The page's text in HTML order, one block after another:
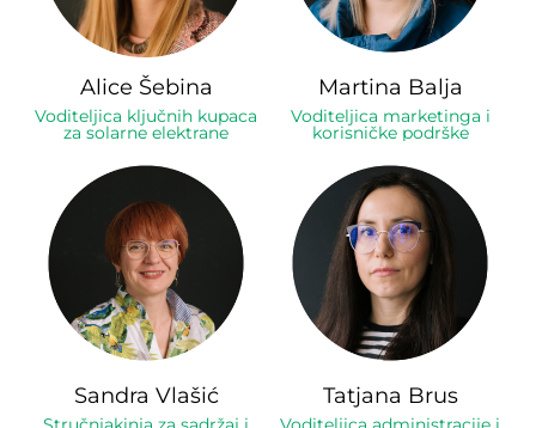
Alice Šebina
Voditeljica ključnih kupaca
za solarne elektrane
Martina Balja
Voditeljica marketinga i
korisničke podrške
Sandra Vlašić Tatjana Brus